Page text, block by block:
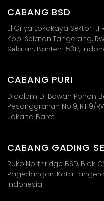
CABANG BSD
Jl.Griya LokaRaya Sektor 1.1
Kopi Selatan Tangerang,
Selatan, Banten 15317,
CABANG PURI
Didalam Di Bawah Pohon
Pesanggrahan No.9, RT.9/
Jakarta Barat​
CABANG GADING
Ruko Northridge BSD, Blok
Pagedangan, Kota
Indonesia​